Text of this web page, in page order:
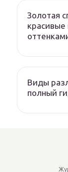
Золотая
красивые
Виды
полный